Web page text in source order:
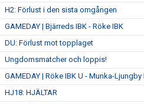
H2: Förlust i den sista omgången
GAMEDAY | Bjärreds IBK - Röke IBK
DU: Förlust mot topplaget
Ungdomsmatcher och loppis!
GAMEDAY | Röke IBK U - Munka-Ljungby
HJ18: HJÄLTAR